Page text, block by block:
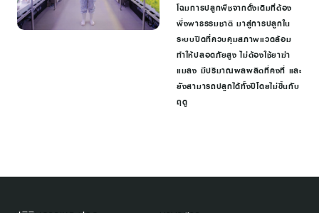
โฉมการปลูกพืชจากดั้งเดิมที่ต้อง
พึ่งพาธรรมชาติ มาสู่การปลูกใน
ระบบปิดที่ควบคุมสภาพแวดล้อม
ทำให้ปลอดภัยสูง ไม่ต้องใช้ยาฆ่า
แมลง มีปริมาณผลผลิตที่คงที่ และ
ยังสามารถปลูกได้ทั้งปีโดยไม่ขึ้นกับ
ฤดู